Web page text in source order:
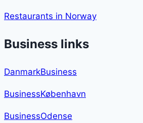
Restaurants in Norway
Business links
DanmarkBusiness
BusinessKøbenhavn
BusinessOdense